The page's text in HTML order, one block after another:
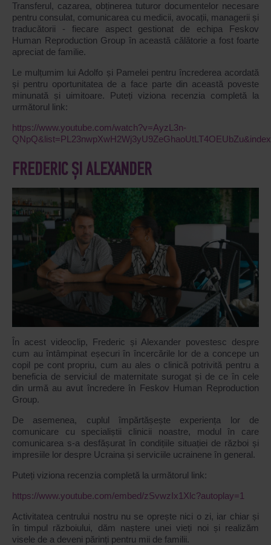
Transferul, cazarea, obținerea tuturor documentelor necesare
pentru consulat, comunicarea cu medicii, avocații, managerii și
traducătorii - fiecare aspect gestionat de echipa Feskov
Human Reproduction Group în această călătorie a fost foarte
apreciat de familie.
Le mulțumim lui Adolfo și Pamelei pentru încrederea acordată
și pentru oportunitatea de a face parte din această poveste
minunată și uimitoare. Puteți viziona recenzia completă la
următorul link:
https://www.youtube.com/watch?v=AyzL3n-
FREDERIC ȘI ALEXANDER
În acest videoclip, Frederic și Alexander povestesc despre
cum au întâmpinat eșecuri în încercările lor de a concepe un
copil pe cont propriu, cum au ales o clinică potrivită pentru a
beneficia de serviciul de maternitate surogat și de ce în cele
din urmă au avut încredere în Feskov Human Reproduction
Group.
De asemenea, cuplul împărtășește experiența lor de
comunicare cu specialiștii clinicii noastre, modul în care
comunicarea s-a desfășurat în condițiile situației de război și
impresiile lor despre Ucraina și serviciile ucrainene în general.
Puteți viziona recenzia completă la următorul link:
https://www.youtube.com/embed/zSvwzIx1Xlc?autoplay=1
Activitatea centrului nostru nu se oprește nici o zi, iar chiar și
în timpul războiului, dăm naștere unei vieți noi și realizăm
visele de a deveni părinți pentru mii de familii.